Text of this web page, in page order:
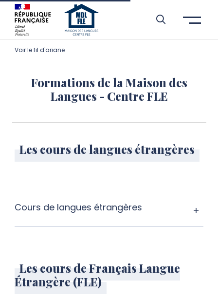
Aller à l’entête de page
Aller au menu principale
Aller au contenu principal
Aller à la recherche
Passer aux cookies
Aller au pied de page
Voir le fil d'ariane
Formations de la Maison des
Langues - Centre FLE
Les cours de langues étrangères
Cours de langues étrangères
Les cours de Français Langue
Étrangère (FLE)